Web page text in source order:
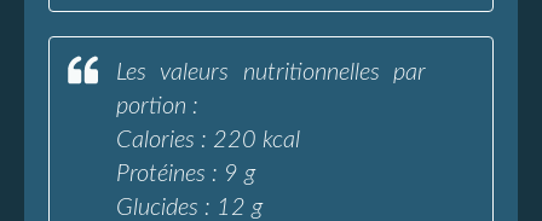
Les valeurs nutritionnelles par
portion :
Calories : 220 kcal
Protéines : 9 g
Glucides : 12 g